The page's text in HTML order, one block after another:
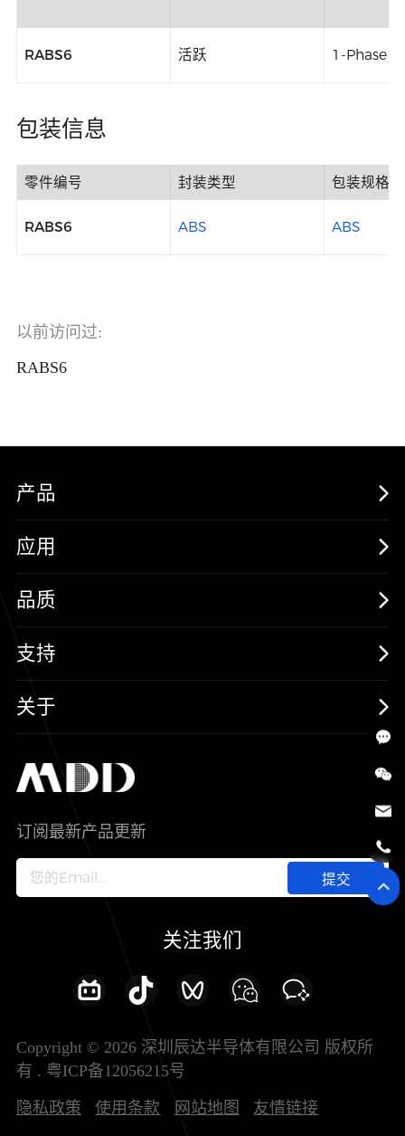
RABS6 活跃 1-Phase
包装信息
零件编号 封装类型 包装规格
RABS6 ABS ABS
以前访问过:
RABS6
产品
MOSFETs
保护器件
三极管
SiC
IC
应用
消费电子
汽车电子
新能源
智能家居
新兴行业
品质
可靠性实验室
质量与环境
其他信息(PCN)
支持
样品与支持
关于
加入我们
订阅最新产品更新
提交
关注我们
Copyright © 2026 深圳辰达半导体有限公司 版权所
有 . 粤ICP备12056215号
隐私政策 使用条款 网站地图 友情链接